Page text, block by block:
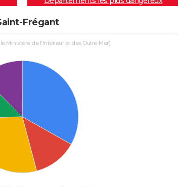
Frégant
Ministère de l'Intérieur et des Outre-Mer)